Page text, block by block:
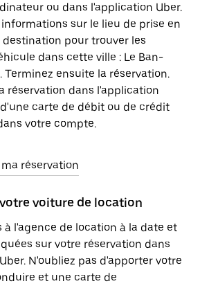
ou dans l'application Uber.
informations sur le lieu de prise en
pour trouver les
dans cette ville : Le Ban-
Terminez ensuite la réservation.
réservation dans l'application
carte de débit ou de crédit
votre compte.
réservation
voiture de location
à l'agence de location à la date et
sur votre réservation dans
N'oubliez pas d'apporter votre
et une carte de